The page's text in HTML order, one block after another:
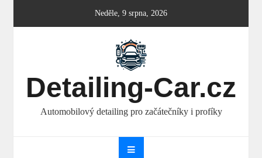
Neděle, 9 srpna, 2026
Detailing-Car.cz
Automobilový detailing pro začátečníky i profíky